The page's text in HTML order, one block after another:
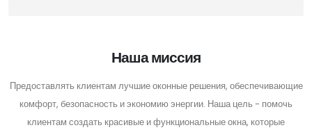
Наша миссия
Предоставлять клиентам лучшие оконные решения, обеспечивающие
комфорт, безопасность и экономию энергии. Наша цель - помочь
клиентам создать красивые и функциональные окна, которые